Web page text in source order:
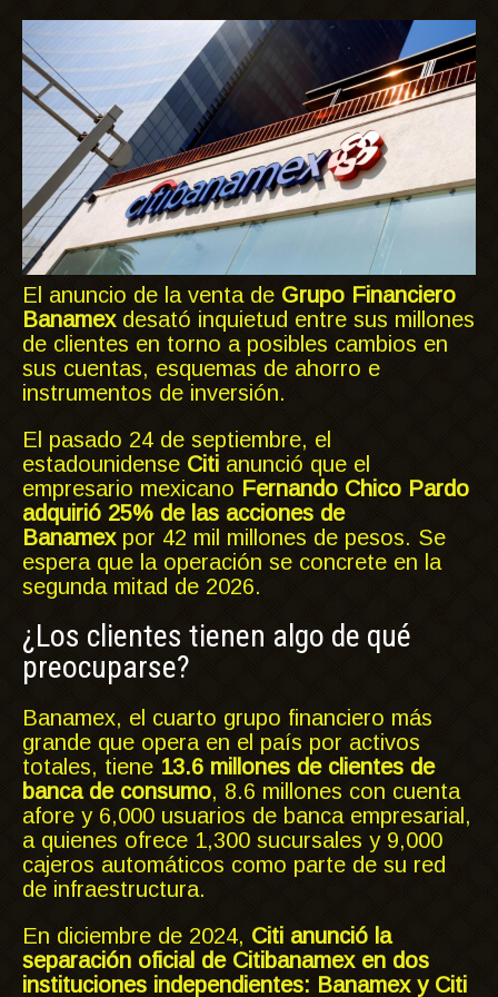
El anuncio de la venta de Grupo Financiero
Banamex desató inquietud entre sus millones
de clientes en torno a posibles cambios en
sus cuentas, esquemas de ahorro e
instrumentos de inversión.
El pasado 24 de septiembre, el
estadounidense Citi anunció que el
empresario mexicano Fernando Chico Pardo
adquirió 25% de las acciones de
Banamexpor 42 mil millones de pesos. Se
espera que la operación se concrete en la
segunda mitad de 2026.
¿Los clientes tienen algo de qué
preocuparse?
Banamex, el cuarto grupo financiero más
grande que opera en el país por activos
totales, tiene 13.6 millones de clientes de
banca de consumo, 8.6 millones con cuenta
afore y 6,000 usuarios de banca empresarial,
a quienes ofrece 1,300 sucursales y 9,000
cajeros automáticos como parte de su red
de infraestructura.
En diciembre de 2024, Citi anunció la
separación oficial de Citibanamex en dos
instituciones independientes: Banamex y Citi